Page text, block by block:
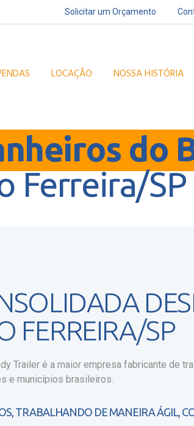
Solicitar um Orçamento
LOCAÇÃO NOSSA HISTÓRIA
do
Ferreira/SP
FERREIRA/SP
Trailer é a maior empresa fabricante de
e municípios brasileiros.
TRABALHANDO DE MANEIRA ÁGIL,